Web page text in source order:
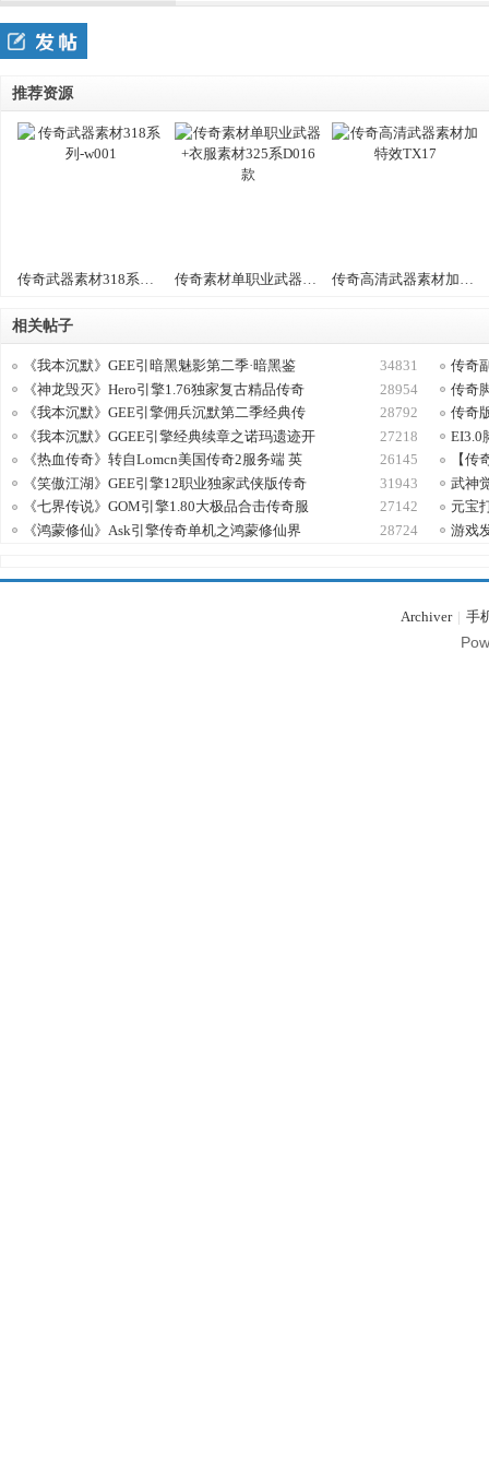
传
奇
推荐资源
传奇武器素材318系列-w001 传奇素材单职业武器+衣服素材325系D016款 传奇高清武器素材加特效TX17
相关帖子
34831
《我本沉默》GEE引暗黑魅影第二季·暗黑鉴
28954
《神龙毁灭》Hero引擎1.76独家复古精品传奇
28792
《我本沉默》GEE引擎佣兵沉默第二季经典传
27218
《我本沉默》GGEE引擎经典续章之诺玛遗迹开
26145
《热血传奇》转自Lomcn美国传奇2服务端 英
31943
《笑傲江湖》GEE引擎12职业独家武侠版传奇
27142
《七界传说》GOM引擎1.80大极品合击传奇服
28724
《鸿蒙修仙》Ask引擎传奇单机之鸿蒙修仙界
传奇
传奇
传奇
EI3.0
【
武神
元宝
游戏
Archiver | 手